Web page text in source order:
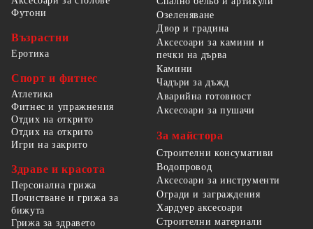
Футони
Възрастни
Еротика
Спорт и фитнес
Атлетика
Фитнес и упражнения
Отдих на открито
Отдих на открито
Игри на закрито
Здраве и красота
Персонална грижа
Почистване и грижа за
бижута
Грижа за здравето
Озеленяване
Двор и градина
Аксесоари за камини и
печки на дърва
Камини
Чадъри за дъжд
Аварийна готовност
Аксесоари за пушачи
За майстора
Строителни консумативи
Водопровод
Аксесоари за инструменти
Огради и заграждения
Хардуер аксесоари
Строителни материали